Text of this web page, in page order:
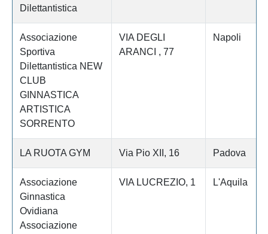
Dilettantistica
Associazione
Sportiva
Dilettantistica NEW
CLUB
GINNASTICA
ARTISTICA
SORRENTO
VIA DEGLI
ARANCI , 77
Napoli
LA RUOTA GYM Via Pio XII, 16 Padova
Associazione
Ginnastica
Ovidiana
Associazione
VIA LUCREZIO, 1 L'Aquila